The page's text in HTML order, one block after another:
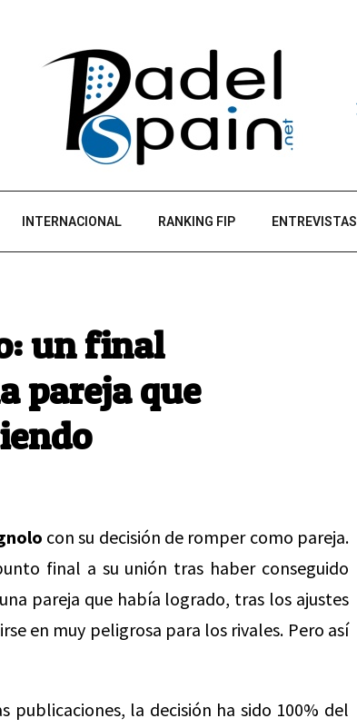
INTERNACIONAL RANKING FIP ENTREVISTAS
un final
pareja que
con su decisión de romper como pareja.
final a su unión tras haber conseguido
pareja que había logrado, tras los ajustes
en muy peligrosa para los rivales. Pero así
publicaciones, la decisión ha sido 100% del